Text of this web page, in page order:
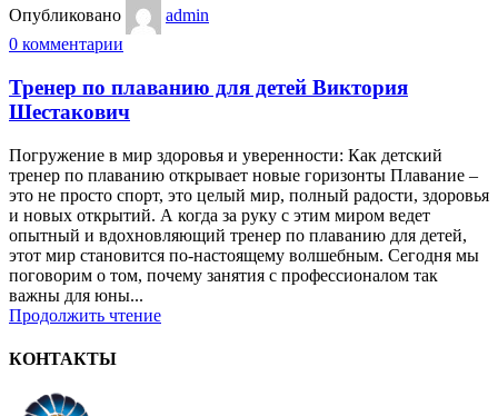
Опубликовано
admin
0 комментарии
Тренер по плаванию для детей Виктория
Шестакович
Погружение в мир здоровья и уверенности: Как детский
тренер по плаванию открывает новые горизонты Плавание –
это не просто спорт, это целый мир, полный радости, здоровья
и новых открытий. А когда за руку с этим миром ведет
опытный и вдохновляющий тренер по плаванию для детей,
этот мир становится по-настоящему волшебным. Сегодня мы
поговорим о том, почему занятия с профессионалом так
важны для юны...
Продолжить чтение
КОНТАКТЫ